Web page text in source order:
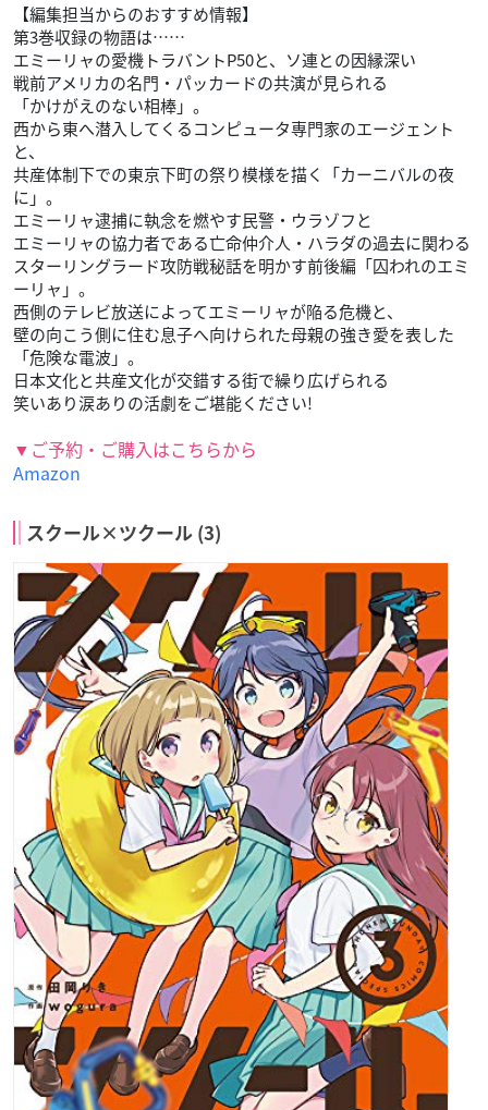
【編集担当からのおすすめ情報】
第3巻収録の物語は……
エミーリャの愛機トラバントP50と、ソ連との因縁深い
戦前アメリカの名門・パッカードの共演が見られる
「かけがえのない相棒」。
西から東へ潜入してくるコンピュータ専門家のエージェント
と、
共産体制下での東京下町の祭り模様を描く「カーニバルの夜
に」。
エミーリャ逮捕に執念を燃やす民警・ウラゾフと
エミーリャの協力者である亡命仲介人・ハラダの過去に関わる
スターリングラード攻防戦秘話を明かす前後編「囚われのエミ
ーリャ」。
西側のテレビ放送によってエミーリャが陥る危機と、
壁の向こう側に住む息子へ向けられた母親の強き愛を表した
「危険な電波」。
日本文化と共産文化が交錯する街で繰り広げられる
笑いあり涙ありの活劇をご堪能ください!
▼ご予約・ご購入はこちらから
Amazon
スクール×ツクール (3)